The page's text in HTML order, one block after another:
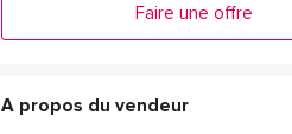
Faire une offre
A propos du vendeur